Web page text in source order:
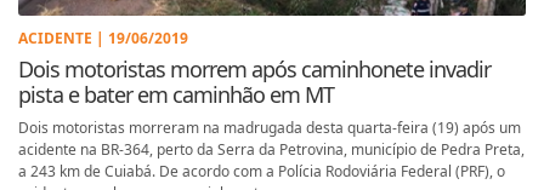
ACIDENTE | 19/06/2019
Dois motoristas morrem após caminhonete invadir
pista e bater em caminhão em MT
Dois motoristas morreram na madrugada desta quarta-feira (19) após um
acidente na BR-364, perto da Serra da Petrovina, município de Pedra Preta,
a 243 km de Cuiabá. De acordo com a Polícia Rodoviária Federal (PRF), o